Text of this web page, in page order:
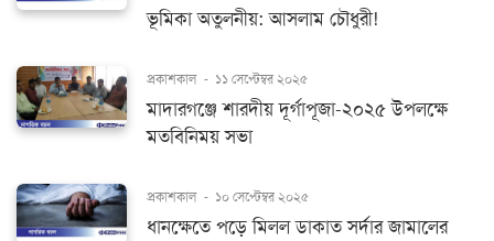
ভূমিকা অতুলনীয়: আসলাম চৌধুরী!
প্রকাশকাল - ১১ সেপ্টেম্বর ২০২৫
মাদারগঞ্জে শারদীয় দূর্গাপূজা-২০২৫ উপলক্ষে
মতবিনিময় সভা
প্রকাশকাল - ১০ সেপ্টেম্বর ২০২৫
ধানক্ষেতে পড়ে মিলল ডাকাত সর্দার জামালের